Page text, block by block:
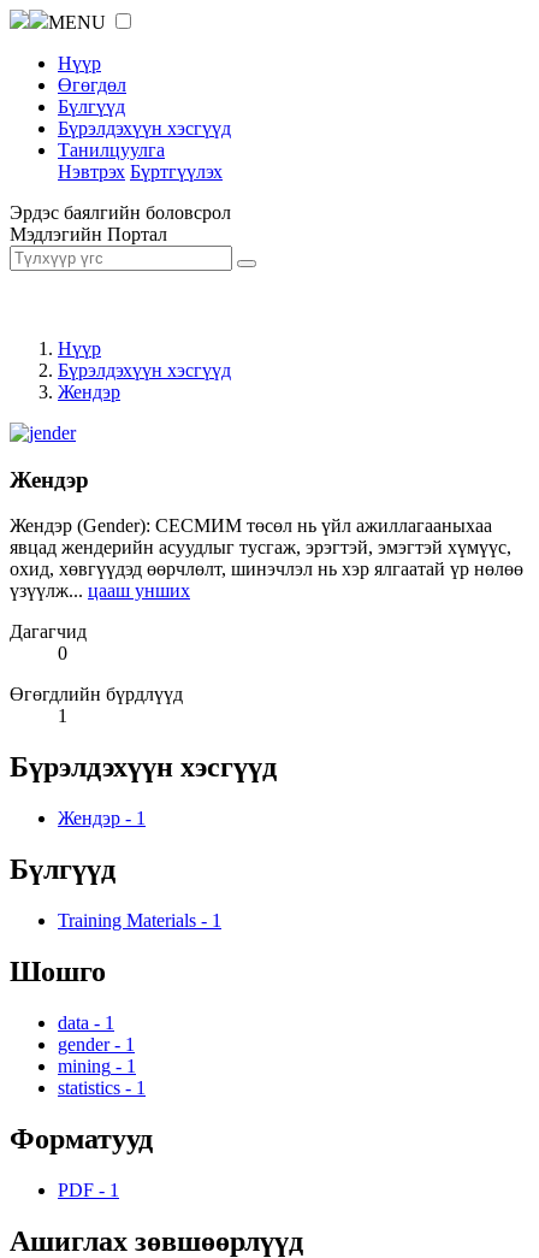
MENU
Нүүр
Өгөгдөл
Бүлгүүд
Бүрэлдэхүүн хэсгүүд
Танилцуулга
Нэвтрэх Бүртгүүлэх
Эрдэс баялгийн боловсрол
Мэдлэгийн Портал
Нүүр
Бүрэлдэхүүн хэсгүүд
Жендэр
Жендэр
Жендэр (Gender): СЕСМИМ төсөл нь үйл ажиллагааныхаа
явцад жендерийн асуудлыг тусгаж, эрэгтэй, эмэгтэй хүмүүс,
охид, хөвгүүдэд өөрчлөлт, шинэчлэл нь хэр ялгаатай үр нөлөө
үзүүлж... цааш унших
Дагагчид
0
Өгөгдлийн бүрдлүүд
1
Бүрэлдэхүүн хэсгүүд
Жендэр - 1
Бүлгүүд
Training Materials - 1
Шошго
data - 1
gender - 1
mining - 1
statistics - 1
Форматууд
PDF - 1
Ашиглах зөвшөөрлүүд